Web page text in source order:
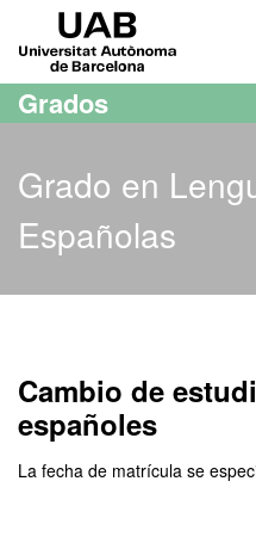
Acceso al contenido principal
Acceso a la navegación de la
Grados
Grado en
Españolas
Cambio de
españoles
La fecha de matrícula se